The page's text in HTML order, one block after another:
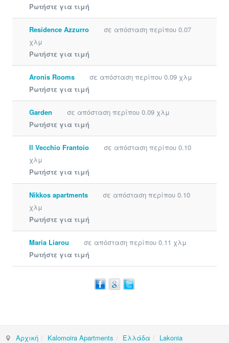
Ρωτήστε για τιμή
Residence Azzurro
σε απόσταση περίπου 0.07
χλμ
Ρωτήστε για τιμή
Aronis Rooms
σε απόσταση περίπου 0.09 χλμ
Ρωτήστε για τιμή
Garden
σε απόσταση περίπου 0.09 χλμ
Ρωτήστε για τιμή
Il Vecchio Frantoio
σε απόσταση περίπου 0.10
χλμ
Ρωτήστε για τιμή
Nikkos apartments
σε απόσταση περίπου 0.10
χλμ
Ρωτήστε για τιμή
Maria Liarou
σε απόσταση περίπου 0.11 χλμ
Ρωτήστε για τιμή
Αρχική Kalomoira Apartments Ελλάδα
Lakonia